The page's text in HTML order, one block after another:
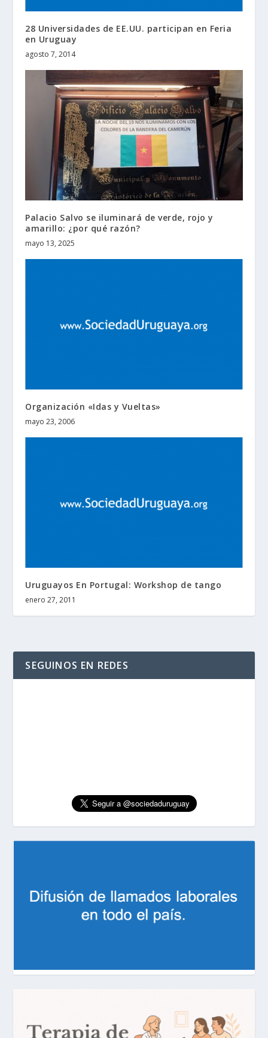
28 Universidades de EE.UU. participan en Feria
en Uruguay
agosto 7, 2014
Palacio Salvo se iluminará de verde, rojo y
amarillo: ¿por qué razón?
mayo 13, 2025
Organización «Idas y Vueltas»
mayo 23, 2006
Uruguayos En Portugal: Workshop de tango
enero 27, 2011
SEGUINOS EN REDES